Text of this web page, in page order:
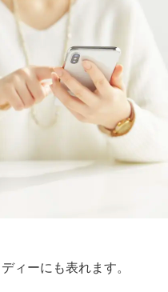
ィーにも表れます。